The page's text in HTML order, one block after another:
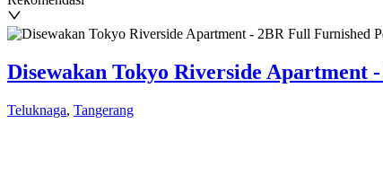
Disewakan Tokyo Riverside Apartment
Teluknaga, Tangerang